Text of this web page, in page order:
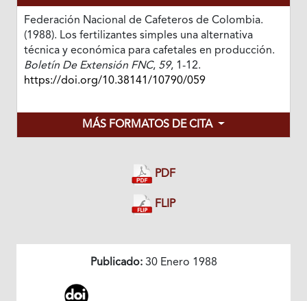
Federación Nacional de Cafeteros de Colombia.
(1988). Los fertilizantes simples una alternativa
técnica y económica para cafetales en producción.
Boletín De Extensión FNC, 59, 1-12.
https://doi.org/10.38141/10790/059
MÁS FORMATOS DE CITA
PDF
FLIP
Publicado:30 Enero 1988